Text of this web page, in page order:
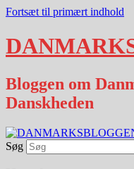
Fortsæt til primært indhold
Bloggen om
Danskheden
Søg